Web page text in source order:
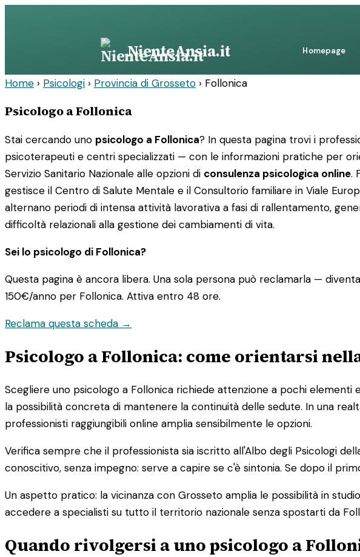
NienteAnsia.it Homepage
Home › Psicologi › Provincia di Grosseto › Follonica
Psicologo a Follonica
Stai cercando uno psicologo a Follonica? In questa pagina trovi i
psicoterapeuti e centri specializzati — con le informazioni pratiche per
Servizio Sanitario Nazionale alle opzioni di consulenza psicologica online.
gestisce il Centro di Salute Mentale e il Consultorio familiare in Viale
alternano periodi di intensa attività lavorativa a fasi di rallentamento,
difficoltà relazionali alla gestione dei cambiamenti di vita.
Sei lo psicologo di Follonica?
Questa pagina è ancora libera. Una sola persona può reclamarla —
150€/anno per Follonica. Attiva entro 48 ore.
Reclama questa scheda →
Psicologo a Follonica: come orientarsi
Scegliere uno psicologo a Follonica richiede attenzione a pochi
la possibilità concreta di mantenere la continuità delle sedute. In una
professionisti raggiungibili online amplia sensibilmente le opzioni.
Verifica sempre che il professionista sia iscritto all'Albo degli Psicologi
conoscitivo, senza impegno: serve a capire se c'è sintonia. Se dopo il
Un aspetto pratico: la vicinanza con Grosseto amplia le possibilità in
accedere a specialisti su tutto il territorio nazionale senza spostarti da
Quando rivolgersi a uno psicologo a